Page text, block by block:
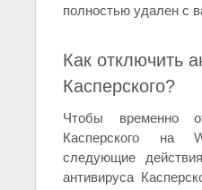
полностью удален с
Как отключить
Касперского?
Чтобы временно
Касперского на
следующие
антивируса